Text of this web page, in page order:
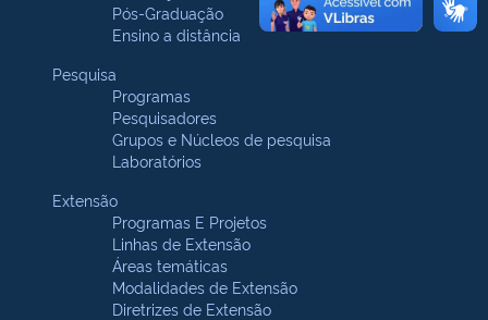
Pós-Graduação
Ensino a distância
Pesquisa
Programas
Pesquisadores
Grupos e Núcleos de pesquisa
Laboratórios
Extensão
Programas E Projetos
Linhas de Extensão
Áreas temáticas
Modalidades de Extensão
Diretrizes de Extensão